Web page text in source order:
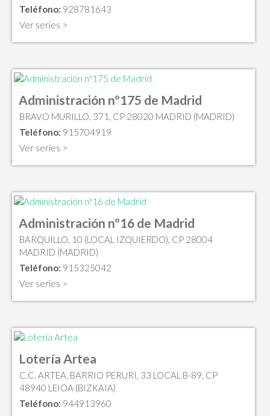
Teléfono: 928781643
Ver series >
Administración nº175 de Madrid
BRAVO MURILLO, 371, CP 28020 MADRID (MADRID)
Teléfono: 915704919
Ver series >
Administración nº16 de Madrid
BARQUILLO, 10 (LOCAL IZQUIERDO), CP 28004
MADRID (MADRID)
Teléfono: 915325042
Ver series >
Lotería Artea
C.C. ARTEA, BARRIO PERURI, 33 LOCAL B-89, CP
48940 LEIOA (BIZKAIA)
Teléfono: 944913960